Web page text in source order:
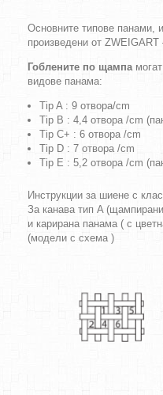
Основните типове панами,
произведени от ZWEIGART
Гоблените по щампамогат
видове панама:
Tip A : 9 отвора/cm
Tip B : 4,4 отвора /cm
Tip C+ : 6 отвора /cm
Tip D : 7 отвора /cm
Tip E : 5,2 отвора /cm
Инструкции за шиене с
За канава тип A
и карирана панама ( с
(модели с схема )